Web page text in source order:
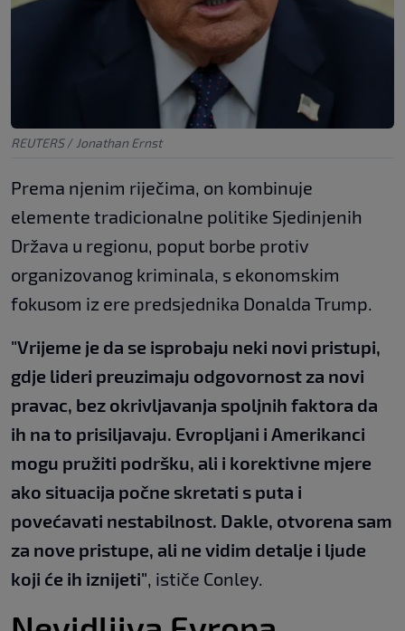
REUTERS / Jonathan Ernst
Prema njenim riječima, on kombinuje
elemente tradicionalne politike Sjedinjenih
Država u regionu, poput borbe protiv
organizovanog kriminala, s ekonomskim
fokusom iz ere predsjednika Donalda Trump.
"Vrijeme je da se isprobaju neki novi pristupi,
gdje lideri preuzimaju odgovornost za novi
pravac, bez okrivljavanja spoljnih faktora da
ih na to prisiljavaju. Evropljani i Amerikanci
mogu pružiti podršku, ali i korektivne mjere
ako situacija počne skretati s puta i
povećavati nestabilnost. Dakle, otvorena sam
za nove pristupe, ali ne vidim detalje i ljude
koji će ih iznijeti", ističe Conley.